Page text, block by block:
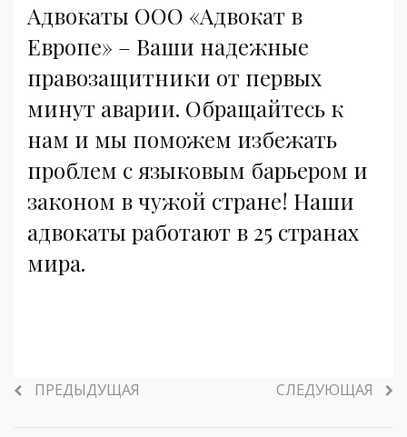
Адвокаты ООО «Адвокат в
Европе» – Ваши надежные
правозащитники от первых
минут аварии. Обращайтесь к
нам и мы поможем избежать
проблем с языковым барьером и
законом в чужой стране! Наши
адвокаты работают в 25 странах
мира.
ПРЕДЫДУЩАЯ СЛЕДУЮЩАЯ